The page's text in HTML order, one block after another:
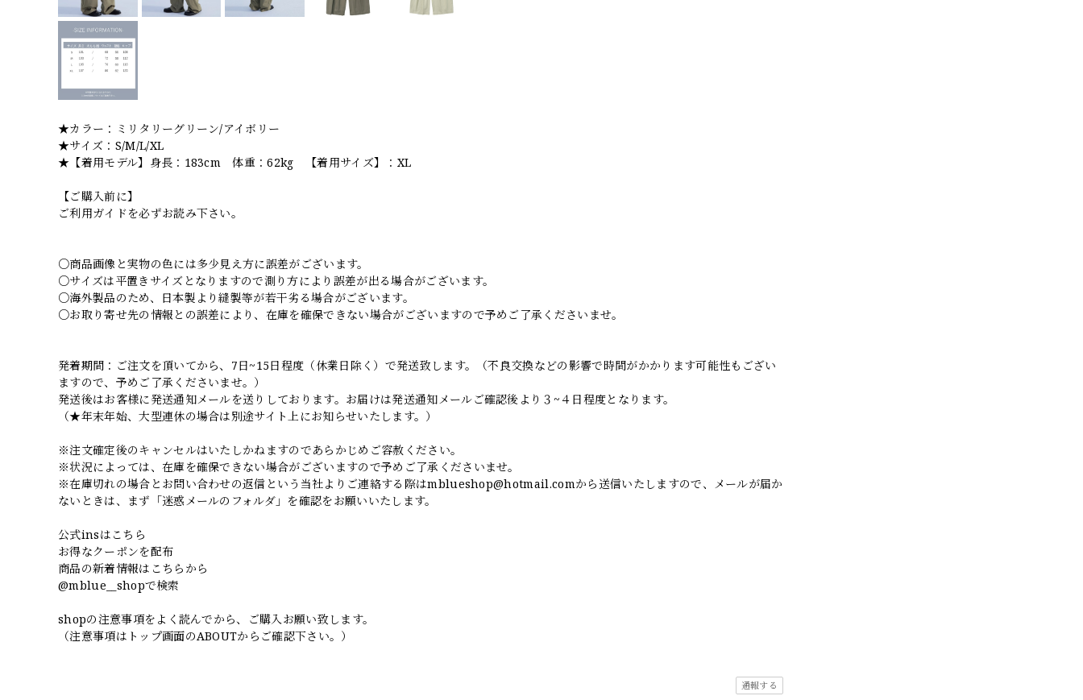
★カラー：ミリタリーグリーン/アイボリー
★サイズ：S/M/L/XL
★【着用モデル】身長：183cm 体重：62kg 【着用サイズ】：XL
【ご購入前に】
ご利用ガイドを必ずお読み下さい。
○商品画像と実物の色には多少見え方に誤差がございます。
○サイズは平置きサイズとなりますので測り方により誤差が出る場合がございます。
○海外製品のため、日本製より縫製等が若干劣る場合がございます。
○お取り寄せ先の情報との誤差により、在庫を確保できない場合がございますので予めご了承くださいませ。
発着期間：ご注文を頂いてから、7日~15日程度（休業日除く）で発送致します。（不良交換などの影響で時間がかかります可能性もござい
ますので、予めご了承くださいませ。）
発送後はお客様に発送通知メールを送りしております。お届けは発送通知メールご確認後より３~４日程度となります。
（★年末年始、大型連休の場合は別途サイト上にお知らせいたします。）
※注文確定後のキャンセルはいたしかねますのであらかじめご容赦ください。
※状況によっては、在庫を確保できない場合がございますので予めご了承くださいませ。
※在庫切れの場合とお問い合わせの返信という当社よりご連絡する際はmblueshop@hotmail.comから送信いたしますので、メールが届か
ないときは、まず「迷惑メールのフォルダ」を確認をお願いいたします。
公式insはこちら
お得なクーポンを配布
商品の新着情報はこちらから
@mblue__shopで検索
shopの注意事項をよく読んでから、ご購入お願い致します。
（注意事項はトップ画面のABOUTからご確認下さい。）
通報する